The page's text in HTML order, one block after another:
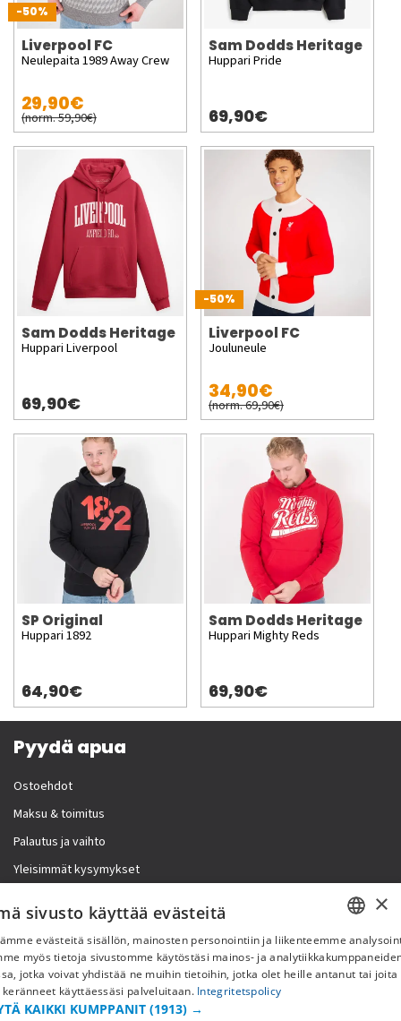
-50%
Liverpool FC
Neulepaita 1989 Away Crew
29,90€
(norm. 59,90€)
Sam Dodds Heritage
Huppari Pride
69,90€
Sam Dodds Heritage
Huppari Liverpool
69,90€
-50%
Liverpool FC
Jouluneule
34,90€
(norm. 69,90€)
SP Original
Huppari 1892
64,90€
Sam Dodds Heritage
Huppari Mighty Reds
69,90€
Pyydä apua
Ostoehdot
Maksu & toimitus
Palautus ja vaihto
Yleisimmät kysymykset
Lisää meistä
Yritystiedot
FI
×
sivusto käyttää evästeitä
evästeitä sisällön, mainosten personointiin ja liikenteemme
myös tietoja sivustomme käytöstäsi mainos- ja
jotka voivat yhdistää ne muihin tietoihin, jotka olet heille antanut tai joita
keränneet käyttäessäsi palveluitaan. Integritetspolicy
KAIKKI KUMPPANIT (1913) →